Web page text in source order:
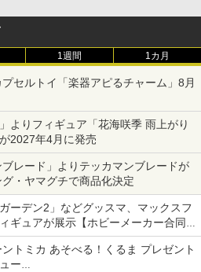
1週間 1カ月
セルトイ「楽器アピるチャーム」8月
種各3色
よりフィギュア「花海咲季 雨上がり
2027年4月に発売
ブレード」よりテッカマンブレードが
・ヤマグチで商品化決定
ーデン2」などグッスマ、マックスフ
ギュアが展示【ホビーメーカー合同展
ントミカ あそべる！くるま プレゼント
ー